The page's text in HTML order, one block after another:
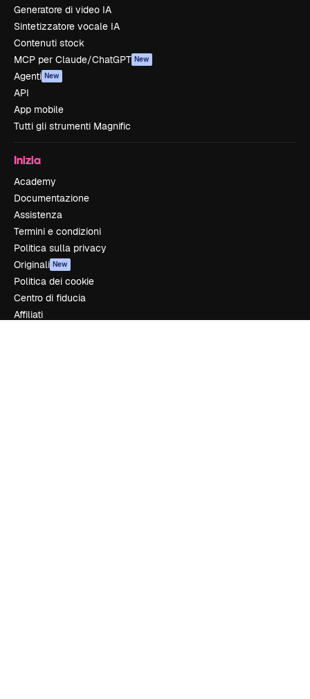
Generatore di video IA
Sintetizzatore vocale IA
Contenuti stock
MCP per Claude/ChatGPT New
Agenti New
API
App mobile
Tutti gli strumenti Magnific
Inizia
Academy
Documentazione
Assistenza
Termini e condizioni
Politica sulla privacy
Originali New
Politica dei cookie
Centro di fiducia
Affiliati